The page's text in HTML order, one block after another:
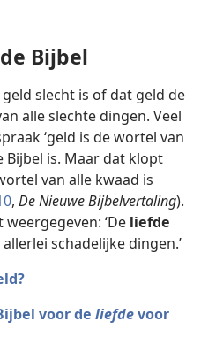
Bijbel
slecht is of dat geld de
alle slechte dingen. Veel
‘geld is de wortel van
Bijbel is. Maar dat klopt
van alle kwaad is
, De Nieuwe Bijbelvertaling).
‘De liefde
schadelijke dingen.’
voor de liefdevoor